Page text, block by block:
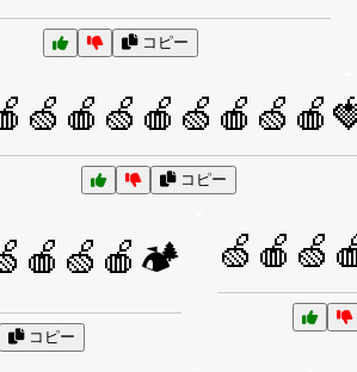
コピー
コピー
コピー